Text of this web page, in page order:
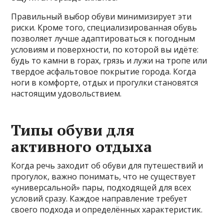
Правильный выбор обуви минимизирует эти
риски. Кроме того, специализированная обувь
позволяет лучше адаптироваться к погодным
условиям и поверхности, по которой вы идёте:
будь то камни в горах, грязь и лужи на тропе или
твердое асфальтовое покрытие города. Когда
ноги в комфорте, отдых и прогулки становятся
настоящим удовольствием.
Типы обуви для
активного отдыха
Когда речь заходит об обуви для путешествий и
прогулок, важно понимать, что не существует
«универсальной» пары, подходящей для всех
условий сразу. Каждое направление требует
своего подхода и определённых характеристик.